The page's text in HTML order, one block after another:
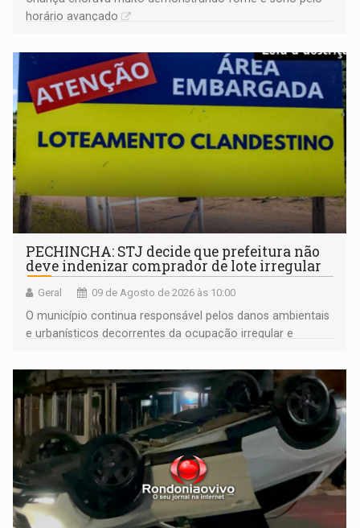
horário avançado
PECHINCHA: STJ decide que prefeitura não
deve indenizar comprador de lote irregular
Geral 09 de Agosto de 2026 às 10:00
O município continua responsável pelos danos ambientais
e urbanísticos decorrentes da ocupação irregular e